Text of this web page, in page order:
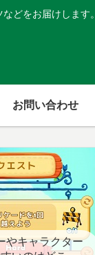
どをお届けします。
お問い合わせ
やキャラクター